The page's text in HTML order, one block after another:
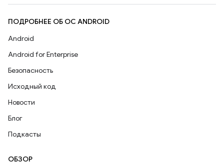
ПОДРОБНЕЕ ОБ ОС ANDROID
Android
Android for Enterprise
Безопасность
Исходный код
Новости
Блог
Подкасты
ОБЗОР